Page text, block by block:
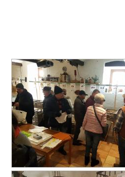
Anfahrt
Sitemap
Administrator